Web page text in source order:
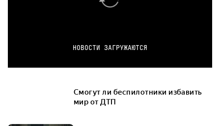
НОВОСТИ ЗАГРУЖАЮТСЯ
Смогут ли беспилотники избавить
мир от ДТП